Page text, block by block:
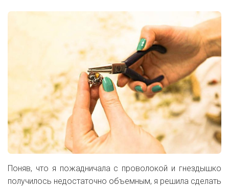
Поняв, что я пожадничала с проволокой и гнездышко
получилось недостаточно объемным, я решила сделать